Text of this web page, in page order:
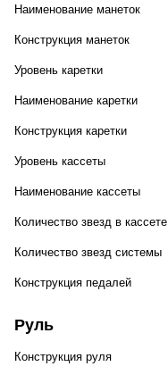
Наименование манеток
Конструкция манеток
Уровень каретки
Наименование каретки
Конструкция каретки
Уровень кассеты
Наименование кассеты
Количество звезд в кассете
Количество звезд системы
Конструкция педалей
Руль
Конструкция руля